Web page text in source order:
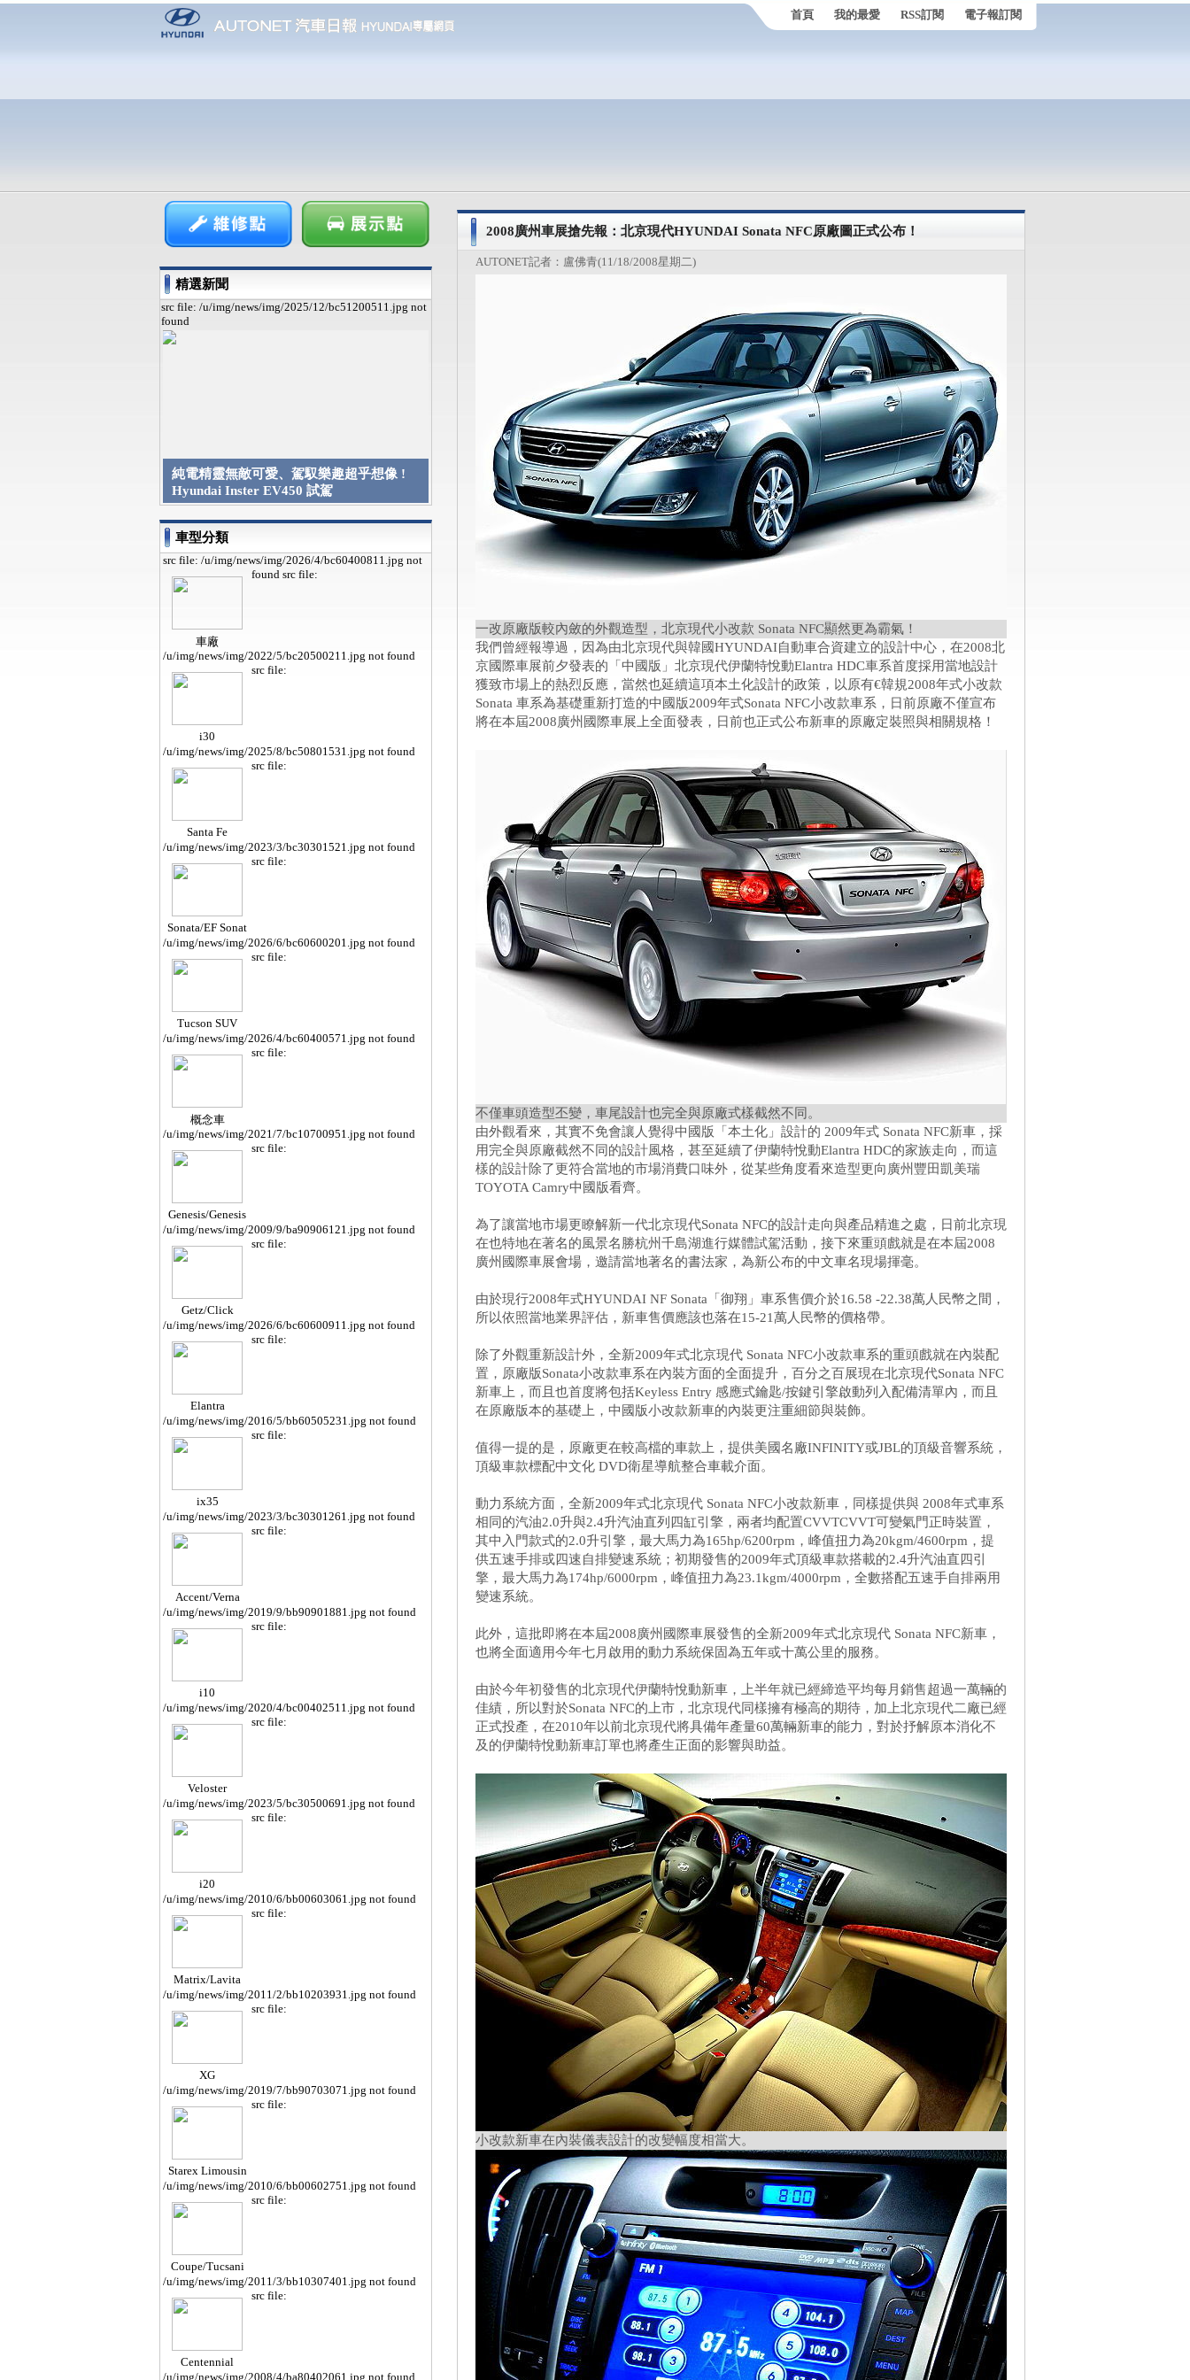
首頁 我的最愛 RSS訂閱 電子報訂閱
精選新聞
src file: /u/img/news/img/2025/12/bc51200511.jpg not
found
純電精靈無敵可愛、駕馭樂趣超乎想像 !
Hyundai Inster EV450 試駕
車型分類
src file: /u/img/news/img/2026/4/bc60400811.jpg not
found
車廠
src file:
/u/img/news/img/2022/5/bc20500211.jpg not found
i30
src file:
/u/img/news/img/2025/8/bc50801531.jpg not found
Santa Fe
src file:
/u/img/news/img/2023/3/bc30301521.jpg not found
Sonata/EF Sonat
a
src file:
/u/img/news/img/2026/6/bc60600201.jpg not found
Tucson SUV
src file:
/u/img/news/img/2026/4/bc60400571.jpg not found
概念車
src file:
/u/img/news/img/2021/7/bc10700951.jpg not found
Genesis/Genesis
Cope
src file:
/u/img/news/img/2009/9/ba90906121.jpg not found
Getz/Click
src file:
/u/img/news/img/2026/6/bc60600911.jpg not found
Elantra
src file:
/u/img/news/img/2016/5/bb60505231.jpg not found
ix35
src file:
/u/img/news/img/2023/3/bc30301261.jpg not found
Accent/Verna
src file:
/u/img/news/img/2019/9/bb90901881.jpg not found
i10
src file:
/u/img/news/img/2020/4/bc00402511.jpg not found
Veloster
src file:
/u/img/news/img/2023/5/bc30500691.jpg not found
i20
src file:
/u/img/news/img/2010/6/bb00603061.jpg not found
Matrix/Lavita
src file:
/u/img/news/img/2011/2/bb10203931.jpg not found
XG
src file:
/u/img/news/img/2019/7/bb90703071.jpg not found
Starex Limousin
e
src file:
/u/img/news/img/2010/6/bb00602751.jpg not found
Coupe/Tucsani
src file:
/u/img/news/img/2011/3/bb10307401.jpg not found
Centennial
src file:
/u/img/news/img/2008/4/ba80402061.jpg not found
2008廣州車展搶先報：北京現代HYUNDAI Sonata NFC原廠圖正式公布！
AUTONET記者：盧佛青(11/18/2008星期二)
一改原廠版較內斂的外觀造型，北京現代小改款 Sonata NFC顯然更為霸氣！
我們曾經報導過，因為由北京現代與韓國HYUNDAI自動車合資建立的設計中心，在2008北
京國際車展前夕發表的「中國版」北京現代伊蘭特悅動Elantra HDC車系首度採用當地設計
獲致市場上的熱烈反應，當然也延續這項本土化設計的政策，以原有€韓規2008年式小改款
Sonata 車系為基礎重新打造的中國版2009年式Sonata NFC小改款車系，日前原廠不僅宣布
將在本屆2008廣州國際車展上全面發表，日前也正式公布新車的原廠定裝照與相關規格！
不僅車頭造型丕變，車尾設計也完全與原廠式樣截然不同。
由外觀看來，其實不免會讓人覺得中國版「本土化」設計的 2009年式 Sonata NFC新車，採
用完全與原廠截然不同的設計風格，甚至延續了伊蘭特悅動Elantra HDC的家族走向，而這
樣的設計除了更符合當地的市場消費口味外，從某些角度看來造型更向廣州豐田凱美瑞
TOYOTA Camry中國版看齊。
為了讓當地市場更瞭解新一代北京現代Sonata NFC的設計走向與產品精進之處，日前北京現
在也特地在著名的風景名勝杭州千島湖進行媒體試駕活動，接下來重頭戲就是在本屆2008
廣州國際車展會場，邀請當地著名的書法家，為新公布的中文車名現場揮毫。
由於現行2008年式HYUNDAI NF Sonata「御翔」車系售價介於16.58 -22.38萬人民幣之間，
所以依照當地業界評估，新車售價應該也落在15-21萬人民幣的價格帶。
除了外觀重新設計外，全新2009年式北京現代 Sonata NFC小改款車系的重頭戲就在內裝配
置，原廠版Sonata小改款車系在內裝方面的全面提升，百分之百展現在北京現代Sonata NFC
新車上，而且也首度將包括Keyless Entry 感應式鑰匙/按鍵引擎啟動列入配備清單內，而且
在原廠版本的基礎上，中國版小改款新車的內裝更注重細節與裝飾。
值得一提的是，原廠更在較高檔的車款上，提供美國名廠INFINITY或JBL的頂級音響系統，
頂級車款標配中文化 DVD衛星導航整合車載介面。
動力系統方面，全新2009年式北京現代 Sonata NFC小改款新車，同樣提供與 2008年式車系
相同的汽油2.0升與2.4升汽油直列四缸引擎，兩者均配置CVVTCVVT可變氣門正時裝置，
其中入門款式的2.0升引擎，最大馬力為165hp/6200rpm，峰值扭力為20kgm/4600rpm，提
供五速手排或四速自排變速系統；初期發售的2009年式頂級車款搭載的2.4升汽油直四引
擎，最大馬力為174hp/6000rpm，峰值扭力為23.1kgm/4000rpm，全數搭配五速手自排兩用
變速系統。
此外，這批即將在本屆2008廣州國際車展發售的全新2009年式北京現代 Sonata NFC新車，
也將全面適用今年七月啟用的動力系統保固為五年或十萬公里的服務。
由於今年初發售的北京現代伊蘭特悅動新車，上半年就已經締造平均每月銷售超過一萬輛的
佳績，所以對於Sonata NFC的上市，北京現代同樣擁有極高的期待，加上北京現代二廠已經
正式投產，在2010年以前北京現代將具備年產量60萬輛新車的能力，對於抒解原本消化不
及的伊蘭特悅動新車訂單也將產生正面的影響與助益。
小改款新車在內裝儀表設計的改變幅度相當大。